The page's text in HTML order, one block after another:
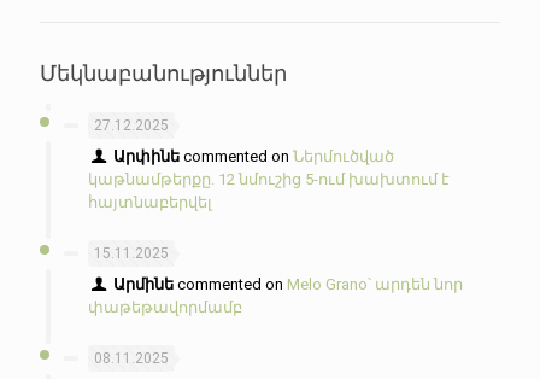
Մեկնաբանություններ
27.12.2025
Արփինե commented onՆերմուծված
կաթնամթերքը. 12 նմուշից 5-ում խախտում է
հայտնաբերվել
15.11.2025
Արմինե commented on Melo Grano՝ արդեն նոր
փաթեթավորմամբ
08.11.2025